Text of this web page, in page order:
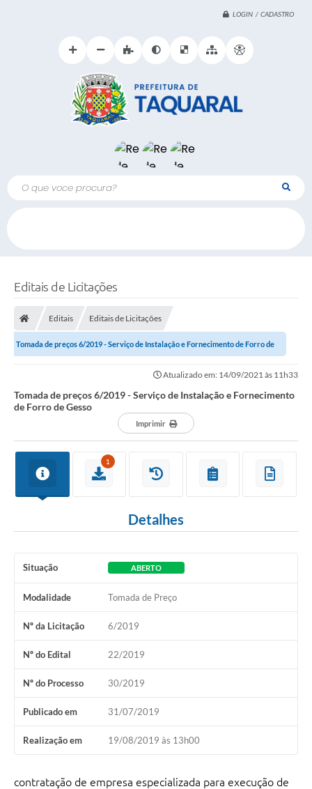
LOGIN / CADASTRO
O que voce procura?
Editais de Licitações
Editais Editais de Licitações
Tomada de preços 6/2019 - Serviço de Instalação e Fornecimento de Forro de
Atualizado em: 14/09/2021 às 11h33
Tomada de preços 6/2019 - Serviço de Instalação e Fornecimento
de Forro de Gesso
Imprimir
1
Detalhes
Situação ABERTO
Modalidade Tomada de Preço
Nº da Licitação 6/2019
Nº do Edital 22/2019
Nº do Processo 30/2019
Publicado em 31/07/2019
Realização em 19/08/2019 às 13h00
contratação de empresa especializada para execução de